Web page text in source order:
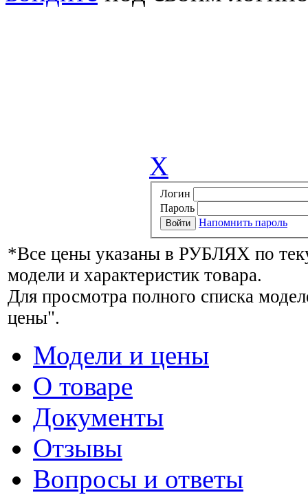
X
Логин
Пароль
Напомнить пароль
*Все цены указаны в РУБЛЯХ по
модели и характеристик товара.
Для просмотра полного списка
цены".
Модели и цены
О товаре
Документы
Отзывы
Вопросы и ответы